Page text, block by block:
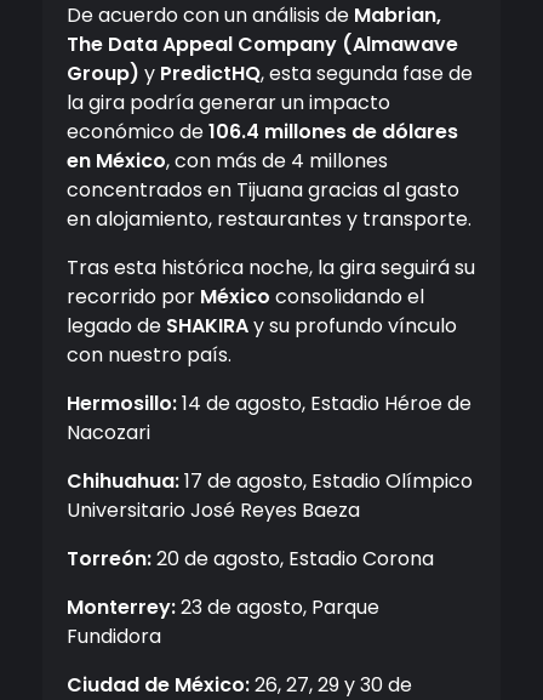
De acuerdo con un análisis de Mabrian,
The Data Appeal Company (Almawave
Group) y PredictHQ, esta segunda fase de
la gira podría generar un impacto
económico de106.4 millones de dólares
en México, con más de 4 millones
concentrados en Tijuana gracias al gasto
en alojamiento, restaurantes y transporte.
Tras esta histórica noche, la gira seguirá su
recorrido por México consolidando el
legado de SHAKIRAy su profundo vínculo
con nuestro país.
Hermosillo:14 de agosto, Estadio Héroe de
Nacozari
Chihuahua:17 de agosto, Estadio Olímpico
Universitario José Reyes Baeza
Torreón:20 de agosto, Estadio Corona
Monterrey:23 de agosto, Parque
Fundidora
Ciudad de México:26, 27, 29 y 30 de